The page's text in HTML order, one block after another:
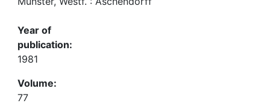
Year of
publication:
1981
Volume:
77